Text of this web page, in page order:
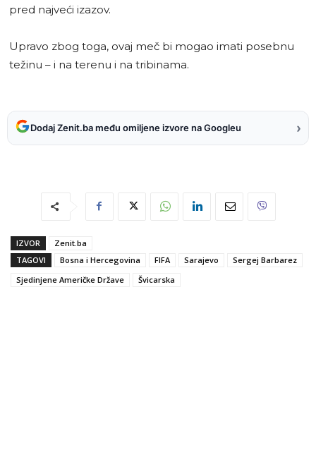
pred najveći izazov.
Upravo zbog toga, ovaj meč bi mogao imati posebnu
težinu – i na terenu i na tribinama.
Dodaj Zenit.ba među omiljene izvore na Googleu ›
IZVOR
Zenit.ba
TAGOVI
Bosna i Hercegovina FIFA Sarajevo
Sergej Barbarez
Sjedinjene Američke Države
Švicarska